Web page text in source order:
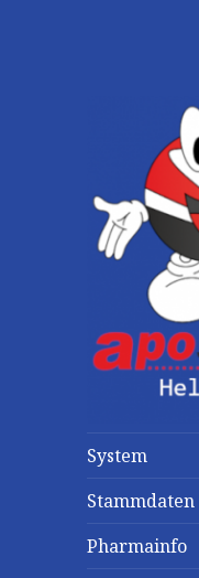
System
Stammdaten
Pharmainfo